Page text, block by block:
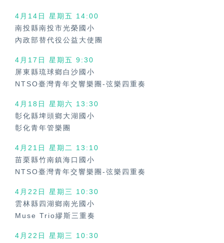
4月14日 星期五
14:00
南投縣南投市光榮國小
內政部替代役公益大使團
4月17日 星期五 9:30
屏東縣琉球鄉白沙國小
NTSO臺灣青年交響樂團-弦樂四重奏
4月18日 星期六 13:30
彰化縣埤頭鄉大湖國小
彰化青年管樂團
4月21日 星期二 13:10
苗栗縣竹南鎮海口國小
NTSO臺灣青年交響樂團-弦樂四重奏
4月22日 星期三
10:30
雲林縣四湖鄉南光國小
Muse Trio繆斯三重奏
4月22日 星期三
10:30